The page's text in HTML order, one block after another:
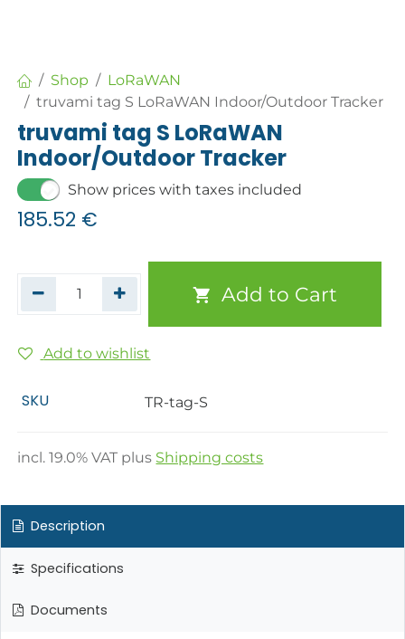
Shop
LoRaWAN
truvami tag S LoRaWAN Indoor/Outdoor Tracker
truvami tag S LoRaWAN
Indoor/Outdoor Tracker
Show prices with taxes included
185.52 €
Add to Cart
Add to wishlist
SKU TR-tag-S
incl.19.0% VAT plus Shipping costs
Description
Specifications
Documents